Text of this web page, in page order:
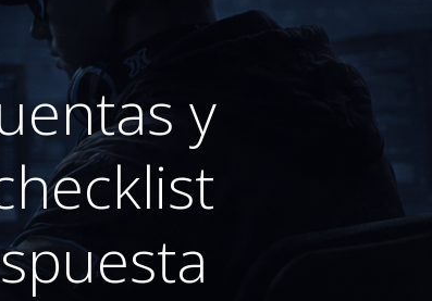
y